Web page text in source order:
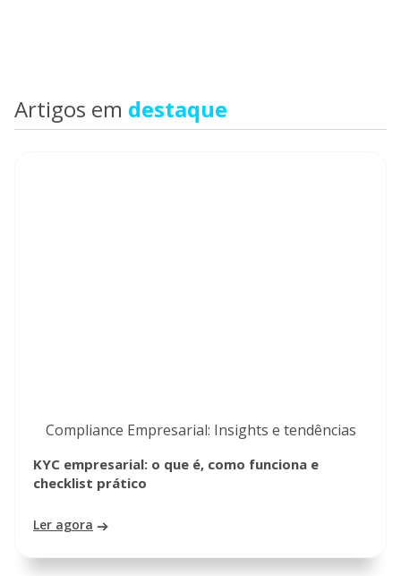
Artigos em destaque
Compliance Empresarial: Insights e tendências
KYC empresarial: o que é, como funciona e
checklist prático
Ler agora